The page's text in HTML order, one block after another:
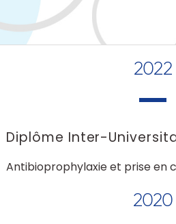
2022
Diplôme Inter-
Antibioprophylaxie et prise en
2020